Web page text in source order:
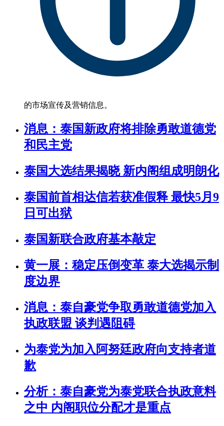
的市场宣传及营销信息。
消息：泰国新政府将排除勇敢道德党
和民主党
泰国大选结果揭晓 新内阁组成明朗化
泰国前首相达信若获准假释 最快5月9
日可出狱
泰国新联合政府基本敲定
黄一展：稳定压倒变革 泰大选揭示制
度边界
消息：泰自豪党争取勇敢道德党加入
执政联盟 谈判遇阻碍
为泰党为加入阿努廷政府向支持者道
歉
分析：泰自豪党为泰党联合执政意料
之中 内阁职位分配才是重点